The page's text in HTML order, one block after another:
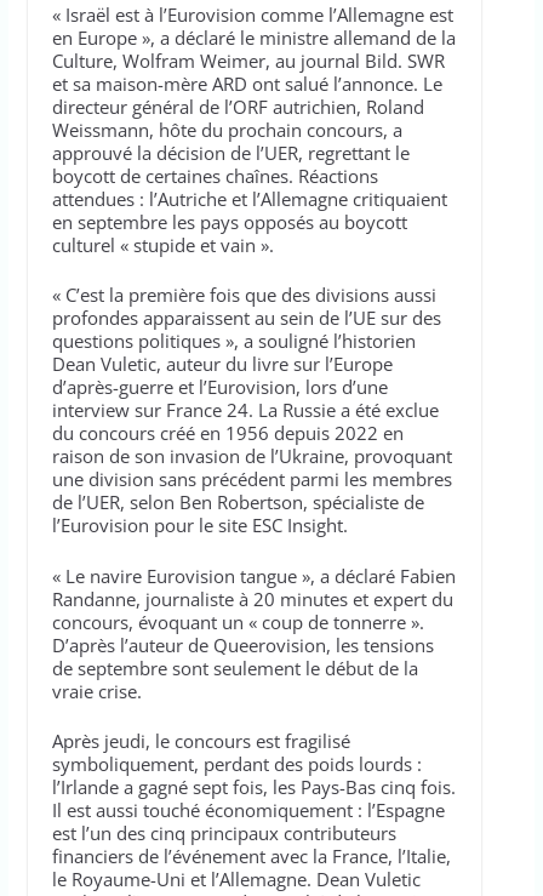
« Israël est à l’Eurovision comme l’Allemagne est
en Europe », a déclaré le ministre allemand de la
Culture, Wolfram Weimer, au journal Bild. SWR
et sa maison-mère ARD ont salué l’annonce. Le
directeur général de l’ORF autrichien, Roland
Weissmann, hôte du prochain concours, a
approuvé la décision de l’UER, regrettant le
boycott de certaines chaînes. Réactions
attendues : l’Autriche et l’Allemagne critiquaient
en septembre les pays opposés au boycott
culturel « stupide et vain ».
« C’est la première fois que des divisions aussi
profondes apparaissent au sein de l’UE sur des
questions politiques », a souligné l’historien
Dean Vuletic, auteur du livre sur l’Europe
d’après-guerre et l’Eurovision, lors d’une
interview sur France 24. La Russie a été exclue
du concours créé en 1956 depuis 2022 en
raison de son invasion de l’Ukraine, provoquant
une division sans précédent parmi les membres
de l’UER, selon Ben Robertson, spécialiste de
l’Eurovision pour le site ESC Insight.
« Le navire Eurovision tangue », a déclaré Fabien
Randanne, journaliste à 20 minutes et expert du
concours, évoquant un « coup de tonnerre ».
D’après l’auteur de Queerovision, les tensions
de septembre sont seulement le début de la
vraie crise.
Après jeudi, le concours est fragilisé
symboliquement, perdant des poids lourds :
l’Irlande a gagné sept fois, les Pays-Bas cinq fois.
Il est aussi touché économiquement : l’Espagne
est l’un des cinq principaux contributeurs
financiers de l’événement avec la France, l’Italie,
le Royaume-Uni et l’Allemagne. Dean Vuletic